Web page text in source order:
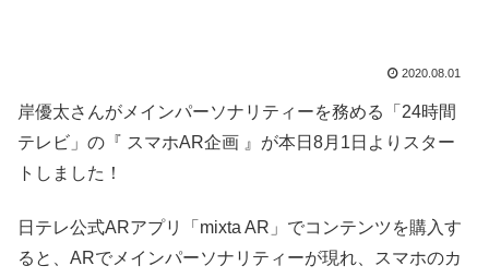
2020.08.01
岸優太さんがメインパーソナリティーを務める「24時間
テレビ」の『 スマホAR企画 』が本日8月1日よりスター
トしました！
日テレ公式ARアプリ「mixta AR」でコンテンツを購入す
ると、ARでメインパーソナリティーが現れ、スマホのカ